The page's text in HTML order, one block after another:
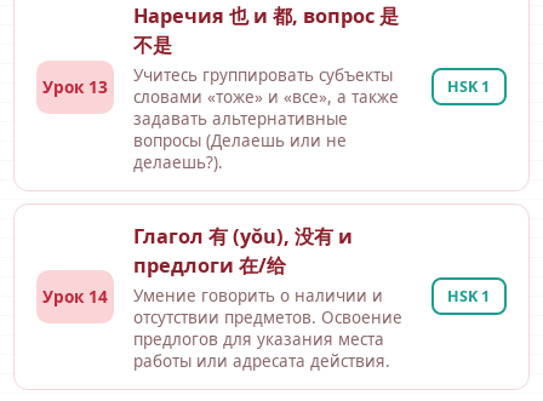
Урок 13
Наречия 也 и 都, вопрос 是
不是
Учитесь группировать субъекты
словами «тоже» и «все», а также
задавать альтернативные
вопросы (Делаешь или не
делаешь?).
HSK 1
Урок 14
Глагол 有 (yǒu), 没有 и
предлоги 在/给
Умение говорить о наличии и
отсутствии предметов. Освоение
предлогов для указания места
работы или адресата действия.
HSK 1